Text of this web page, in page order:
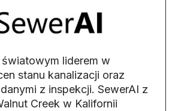
liderem w
stanu kanalizacji oraz
z inspekcji. SewerAI z
Creek w Kalifornii